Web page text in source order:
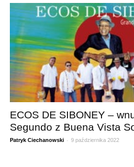
ECOS DE SIBONEY –
Segundo z Buena Vista
Patryk Ciechanowski - 9 października 2022